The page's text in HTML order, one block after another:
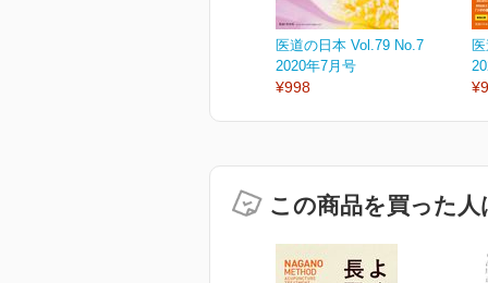
医道の日本 Vol.79 No.7
2020年7月号
¥998
この商品を買った